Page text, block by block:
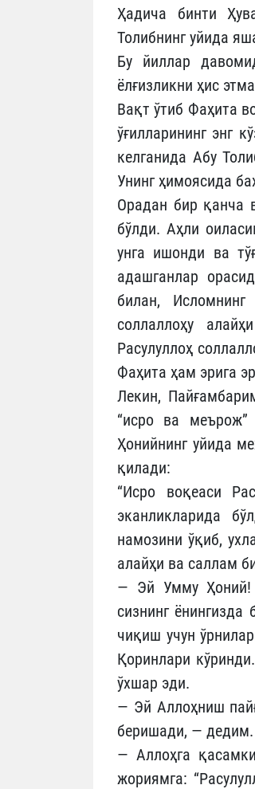
Ҳадича бинти
Толибнинг уйида
Бу йиллар
ёлғизликни ҳис
Вақт ўтиб Фаҳита
ўғилларининг энг
келганида Абу
Унинг ҳимоясида
Орадан бир қанча
бўлди. Аҳли
унга ишонди ва
адашганлар
билан,
соллаллоҳу
Расулуллоҳ
Фаҳита ҳам эрига
Лекин,
“исро ва
Ҳонийнинг уйида
қилади:
“Исро воқеаси
эканликларида
намозини ўқиб,
алайҳи ва саллам
— Эй Умму Ҳоний!
сизнинг
чиқиш учун
Қоринлари
ўхшар эди.
— Эй Аллоҳниш
беришади, — дедим.
— Аллоҳга
жориямга: